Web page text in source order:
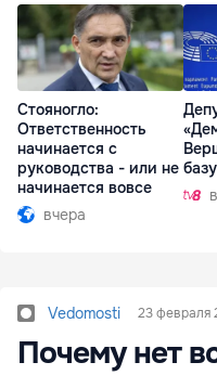
Стояногло:
Ответственность
начинается с
руководства - или не
начинается вовсе
вчера
Vedomosti 23 февраля
Почему нет